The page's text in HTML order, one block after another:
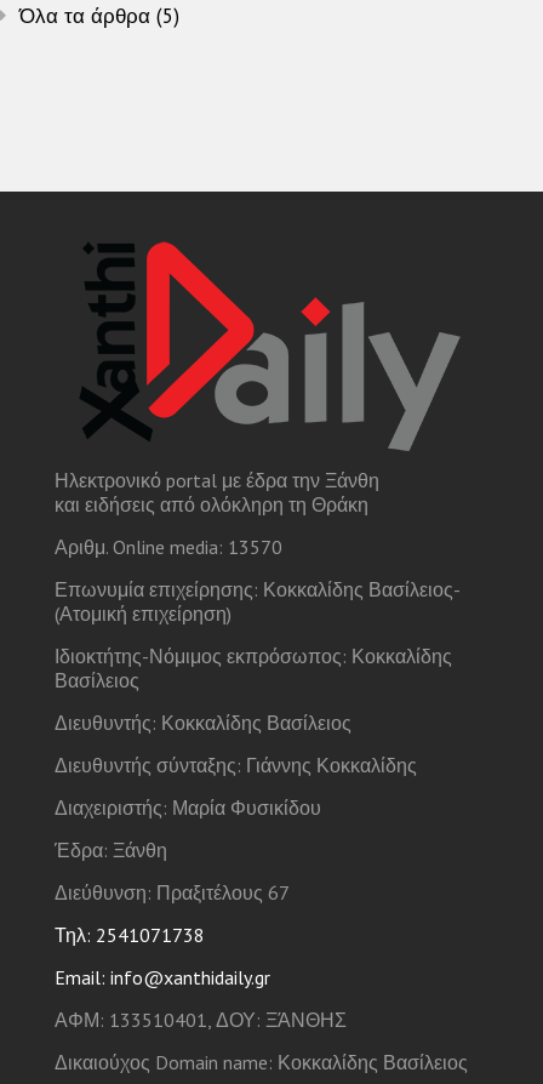
Όλα τα άρθρα (5)
Ηλεκτρονικό portal με έδρα την Ξάνθη
και ειδήσεις από ολόκληρη τη Θράκη
Αριθμ. Online media: 13570
Επωνυμία επιχείρησης: Κοκκαλίδης Βασίλειος-
(Ατομική επιχείρηση)
Ιδιοκτήτης-Νόμιμος εκπρόσωπος: Κοκκαλίδης
Βασίλειος
Διευθυντής: Κοκκαλίδης Βασίλειος
Διευθυντής σύνταξης: Γιάννης Κοκκαλίδης
Διαχειριστής: Μαρία Φυσικίδου
Έδρα: Ξάνθη
Διεύθυνση: Πραξιτέλους 67
Τηλ: 2541071738
Email: info@xanthidaily.gr
ΑΦΜ: 133510401, ΔΟΥ: ΞΆΝΘΗΣ
Δικαιούχος Domain name: Κοκκαλίδης Βασίλειος